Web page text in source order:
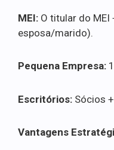
MEI: O titular do MEI
esposa/marido).
Pequena Empresa:
Escritórios: Sócios
Vantagens